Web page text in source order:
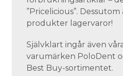
”Pricelicious”.
produkter lagervaror!
Självklart ingår även
varumärken PoloDent
Best Buy-sortimentet.